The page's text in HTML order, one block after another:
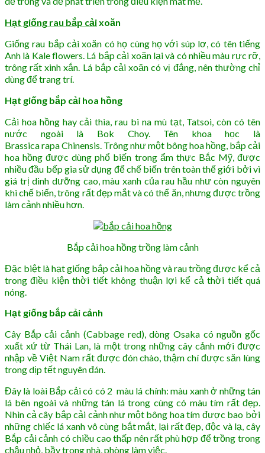
Hạt giống rau bắp cảixoăn
Giống rau bắp cải xoăn có họ cùng họ với súp lơ, có tên tiếng
Anh là Kale flowers. Lá bắp cải xoăn lại và có nhiều màu rực rỡ,
trông rất xinh xắn. Lá bắp cải xoăn có vị đắng, nên thường chỉ
dùng để trang trí.
Hạt giống bắp cải hoa hồng
Cải hoa hồng hay cải thìa, rau bi na mù tạt, Tatsoi, còn có tên
nước ngoài là Bok Choy. Tên khoa học là
Brassica rapa Chinensis. Trông như một bông hoa hồng, bắp cải
hoa hồng được dùng phổ biến trong ẩm thực Bắc Mỹ, được
nhiều đầu bếp gia sử dụng để chế biến trên toàn thế giới bởi vì
giá trị dinh dưỡng cao, màu xanh của rau hầu như còn nguyên
khi chế biến, trông rất đẹp mắt và có thể ăn, nhưng được trồng
làm cảnh nhiều hơn.
Bắp cải hoa hồng trồng làm cảnh
Đặc biệt là hạt giống bắp cải hoa hồng và rau trồng được kể cả
trong điều kiện thời tiết không thuận lợi kể cả thời tiết quá
nóng.
Hạt giống bắp cải cảnh
Cây Bắp cải cảnh (Cabbage red), dòng Osaka có nguồn gốc
xuất xứ từ Thái Lan, là một trong những cây cảnh mới được
nhập về Việt Nam rất được đón chào, thậm chí được săn lùng
trong dịp tết nguyên đán.
Đây là loài Bắp cải có có 2 màu lá chính: màu xanh ở những tán
lá bên ngoài và những tán lá trong cùng có màu tím rất đẹp.
Nhìn cả cây bắp cải cảnh như một bông hoa tím được bao bởi
những chiếc lá xanh vô cùng bắt mắt, lại rất đẹp, độc và lạ, cây
Bắp cải cảnh có chiều cao thấp nên rất phù hợp để trồng trong
chậu nhỏ, bầy trong nhà, phòng làm việc.